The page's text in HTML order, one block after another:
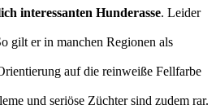
interessanten Hunderasse. Leider
gilt er in manchen Regionen als
auf die reinweiße Fellfarbe
und seriöse Züchter sind zudem rar.